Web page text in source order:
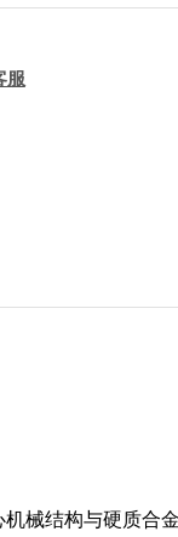
服
械结构与硬质合